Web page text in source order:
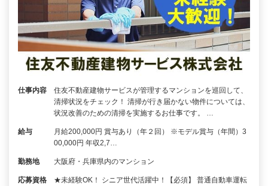
仕事内容
住友不動産建物サービスが管理するマンションを巡回して、
清掃状況をチェック！ 清掃が行き届かない物件については、
状況改善のための清掃を実施するお仕事です。 …
給与
月給200,000円 賞与あり（年２回） ※モデル賞与（年間）3
00,000円 年収2,7…
勤務地 大阪府・兵庫県内のマンション
応募資格
★未経験OK！ シニア世代活躍中！【必須】 普通自動車運転